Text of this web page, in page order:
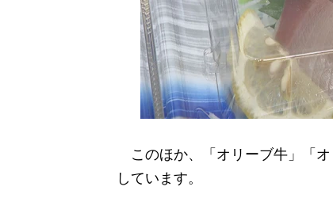
このほか、「オリーブ牛」「
しています。